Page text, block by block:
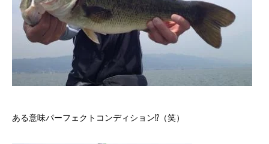
ある意味パーフェクトコンディション⁉︎（笑）